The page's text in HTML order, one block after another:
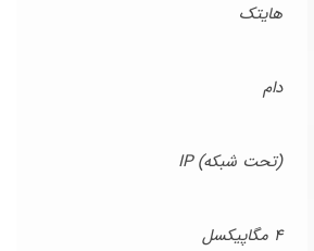
هایتک
دام
(تحت شبکه) IP
4 مگاپیکسل